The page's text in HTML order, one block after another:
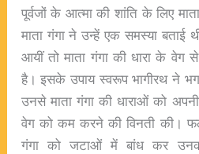
पूर्वजों के आत्मा की शांति के लिए
माता गंगा ने उन्हें एक समस्या बताई
आयीं तो माता गंगा की धारा के वेग
है। इसके उपाय स्वरूप भागीरथ ने
उनसे माता गंगा की धाराओं को
वेग को कम करने की विनती की।
गंगा को जटाओं में बांध कर